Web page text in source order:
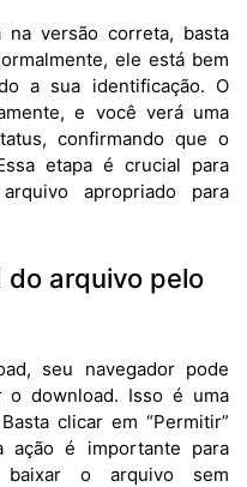
versão correta, basta
ele está bem
a sua identificação. O
e você verá uma
confirmando que o
etapa é crucial para
apropriado para
do arquivo pelo
seu navegador pode
o download. Isso é uma
clicar em “Permitir”
ação é importante para
o arquivo sem